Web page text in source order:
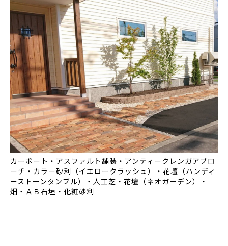
カーポート・アスファルト舗装・アンティークレンガアプロ
ーチ・カラー砂利（イエロークラッシュ）・花壇（ハンディ
ーストーンタンブル）・人工芝・花壇（ネオガーデン）・
畑・ＡＢ石垣・化粧砂利